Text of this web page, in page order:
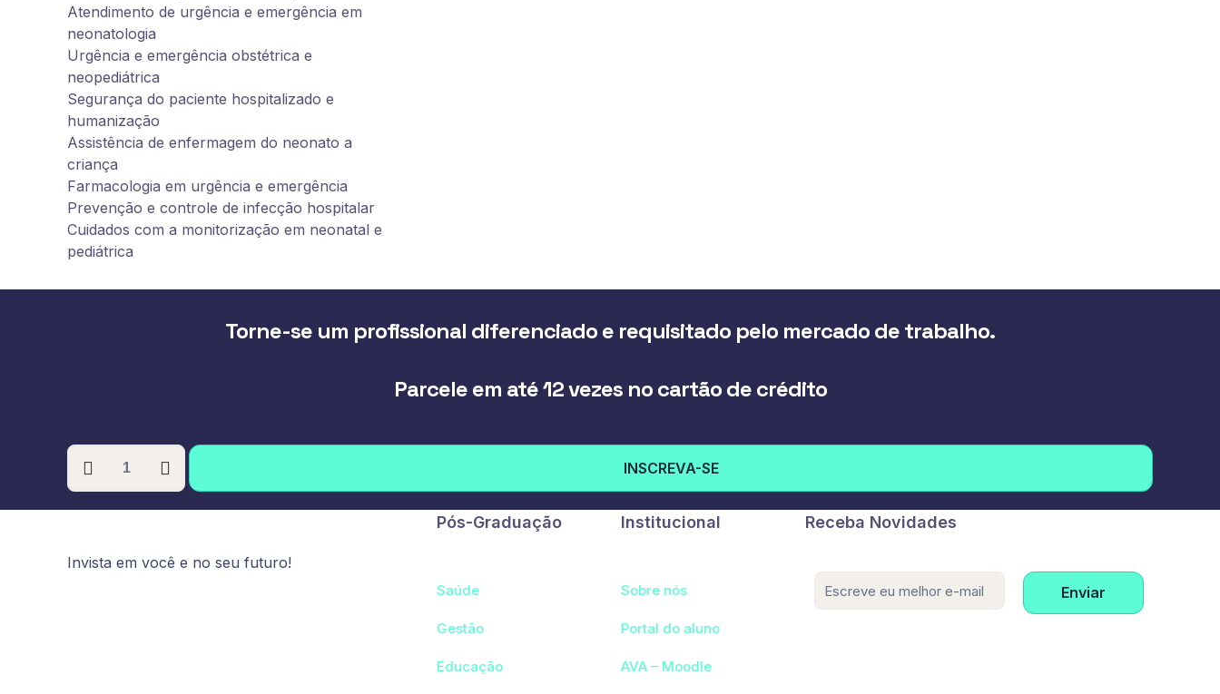
Atendimento de urgência e emergência em
neonatologia
Urgência e emergência obstétrica e
neopediátrica
Segurança do paciente hospitalizado e
humanização
Assistência de enfermagem do neonato a
criança
Farmacologia em urgência e emergência
Prevenção e controle de infecção hospitalar
Cuidados com a monitorização em neonatal e
pediátrica
Torne-se um profissional diferenciado e requisitado pelo mercado de trabalho.
Parcele em até 12 vezes no cartão de crédito
PÓS-
GRADUAÇÃO
EMERGÊNCIA
INSCREVA-SE
Invista em você e no seu futuro!
Pós-Graduação
Saúde
Gestão
Educação
Institucional
Sobre nós
Portal do aluno
AVA – Moodle
Receba Novidades